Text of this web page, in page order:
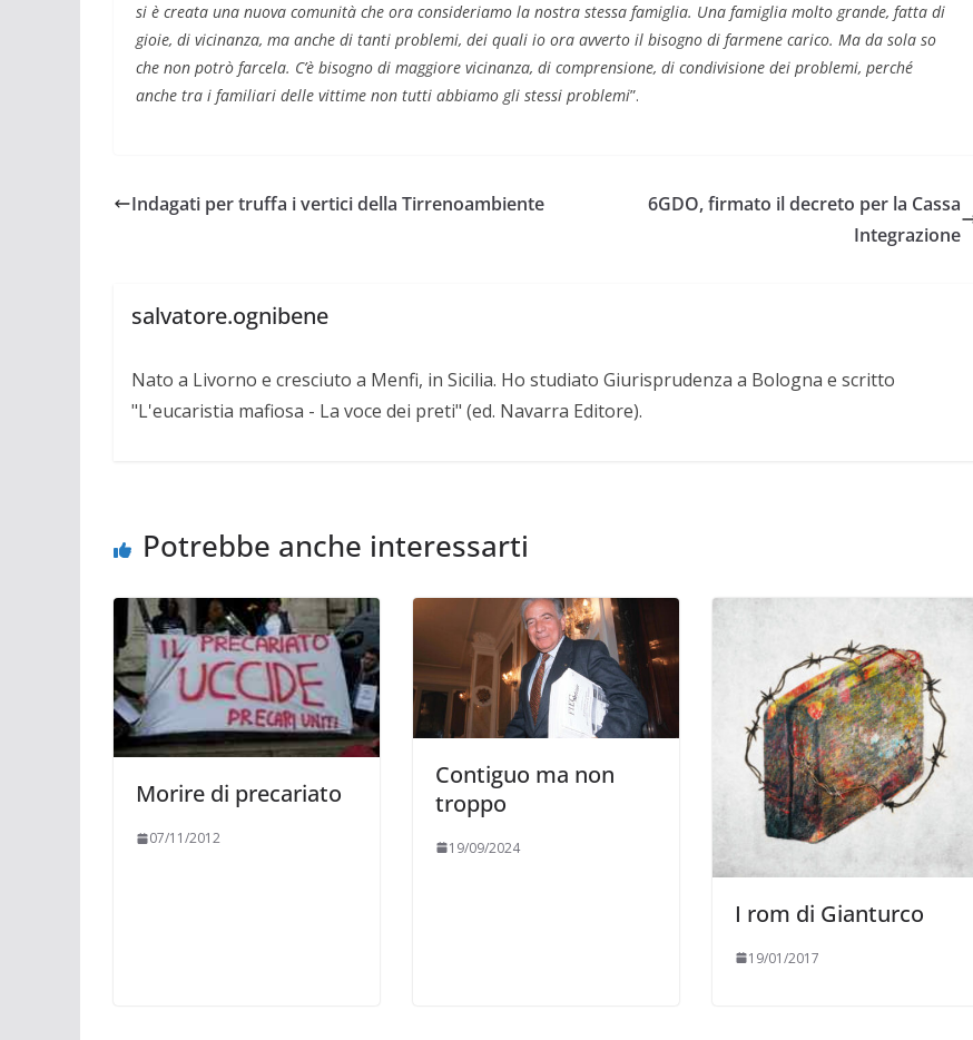
si è creata una nuova comunità che ora consideriamo la nostra stessa famiglia. Una famiglia molto grande, fatta di
gioie, di vicinanza, ma anche di tanti problemi, dei quali io ora avverto il bisogno di farmene carico. Ma da sola so
che non potrò farcela. C’è bisogno di maggiore vicinanza, di comprensione, di condivisione dei problemi, perché
anche tra i familiari delle vittime non tutti abbiamo gli stessi problemi”.
Indagati per truffa i vertici della Tirrenoambiente
6GDO, firmato il decreto per la Cassa
Integrazione
salvatore.ognibene
Nato a Livorno e cresciuto a Menfi, in Sicilia. Ho studiato Giurisprudenza a Bologna e scritto
"L'eucaristia mafiosa - La voce dei preti" (ed. Navarra Editore).
Potrebbe anche interessarti
Morire di precariato
07/11/2012
Contiguo ma non
troppo
19/09/2024
I rom di Gianturco
19/01/2017